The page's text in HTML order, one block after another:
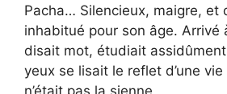
Pacha… Silencieux, maigre, et
inhabitué pour son âge. Arrivé
disait mot, étudiait
yeux se lisait le reflet d’une vie
n’était pas la sienne.